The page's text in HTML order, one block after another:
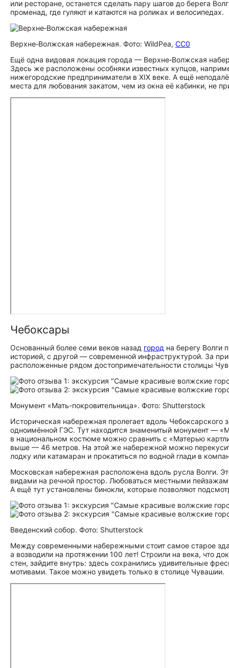
или ресторане, останется сделать пару шагов до берега
променад, где гуляют и катаются на роликах и велосипедах.
Верхне‑Волжская набережная. Фото: WildPea, CC0
Ещё одна видовая локация города — Верхне‑Волжская
Здесь же расположены особняки известных купцов,
нижегородские предприниматели в XIX веке. А ещё
места для любования закатом, чем из окна её кабинки, не
Чебоксары
Основанный более семи веков назад город на берегу Волги
историей, с другой — современной инфраструктурой. За
расположенные рядом до­сто­при­ме­ча­тель­но­сти столицы
Монумент «Мать-покровительница». Фото: Shutterstock
Историческая набережная пролегает вдоль Чебоксарского
одноимённой ГЭС. Тут находится знаменитый монумент —
в национальном костюме можно сравнить с «Матерью
выше — 46 метров. На этой же набережной можно
лодку или катамаран и прокатиться по водной глади в
Московская набережная расположена вдоль русла Волги.
видами на речной простор. Любоваться местными
А ещё тут установлены бинокли, которые позволяют
Введенский собор. Фото: Shutterstock
Между современными набережными стоит самое старое
а возводили на протяжении 100 лет! Строили на века, что
стен, зайдите внутрь: здесь сохранились удивительные
мотивами. Такое можно увидеть только в столице Чувашии.